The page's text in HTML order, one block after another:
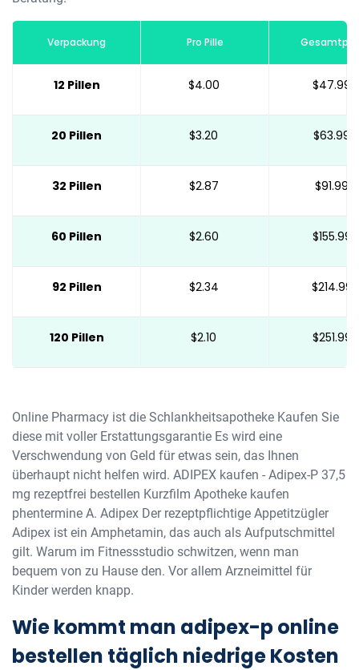
Verpackung Pro Pille
12 Pillen $4.00 $47.99
20 Pillen $3.20 $63.99
32 Pillen $2.87 $91.99
60 Pillen $2.60 $155.99
92 Pillen $2.34 $214.99
120 Pillen $2.10 $251.99
Online Pharmacy ist die Schlankheitsapotheke Kaufen Sie
diese mit voller Erstattungsgarantie Es wird eine
Verschwendung von Geld für etwas sein, das Ihnen
überhaupt nicht helfen wird. ADIPEX kaufen - Adipex-P 37,5
mg rezeptfrei bestellen Kurzfilm Apotheke kaufen
phentermine A. Adipex Der rezeptpflichtige Appetitzügler
Adipex ist ein Amphetamin, das auch als Aufputschmittel
gilt. Warum im Fitnessstudio schwitzen, wenn man
bequem von zu Hause den. Vor allem Arzneimittel für
Kinder werden knapp.
Wie kommt man adipex-p online
bestellen täglich niedrige Kosten